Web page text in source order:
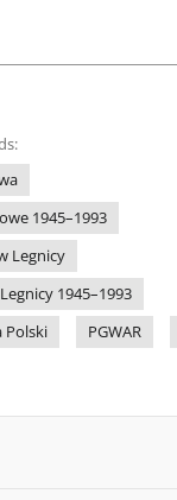
1945–1993
Legnicy
1945–1993
Polski
PGWAR